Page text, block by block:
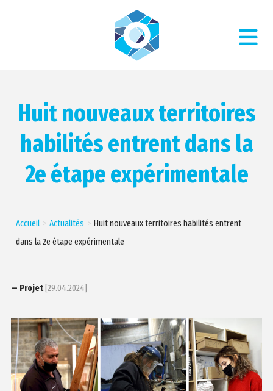
Huit nouveaux territoires
habilités entrent dans la
2e étape expérimentale
Accueil Actualités
Huit nouveaux territoires habilités entrent
dans la 2e étape expérimentale
— Projet[29.04.2024]